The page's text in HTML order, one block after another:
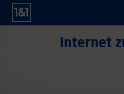
Internet